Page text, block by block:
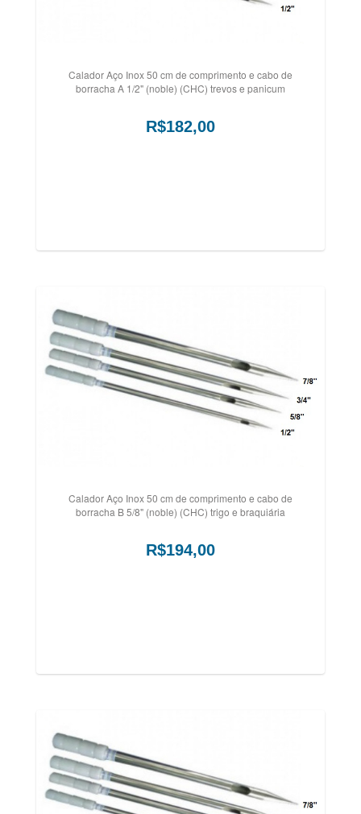
Calador Aço Inox 50 cm de comprimento e cabo de
borracha A 1/2" (noble) (CHC) trevos e panicum
R$182,00
Calador Aço Inox 50 cm de comprimento e cabo de
borracha B 5/8" (noble) (CHC) trigo e braquiária
R$194,00